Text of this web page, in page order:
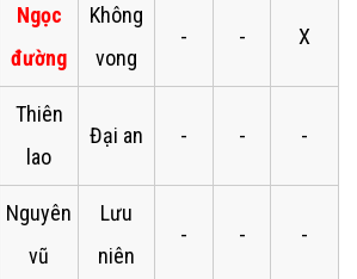
Ngọc
đường
Không
vong
- - X
Thiên
lao
Đại an - - -
Nguyên
vũ
Lưu
niên
- - -